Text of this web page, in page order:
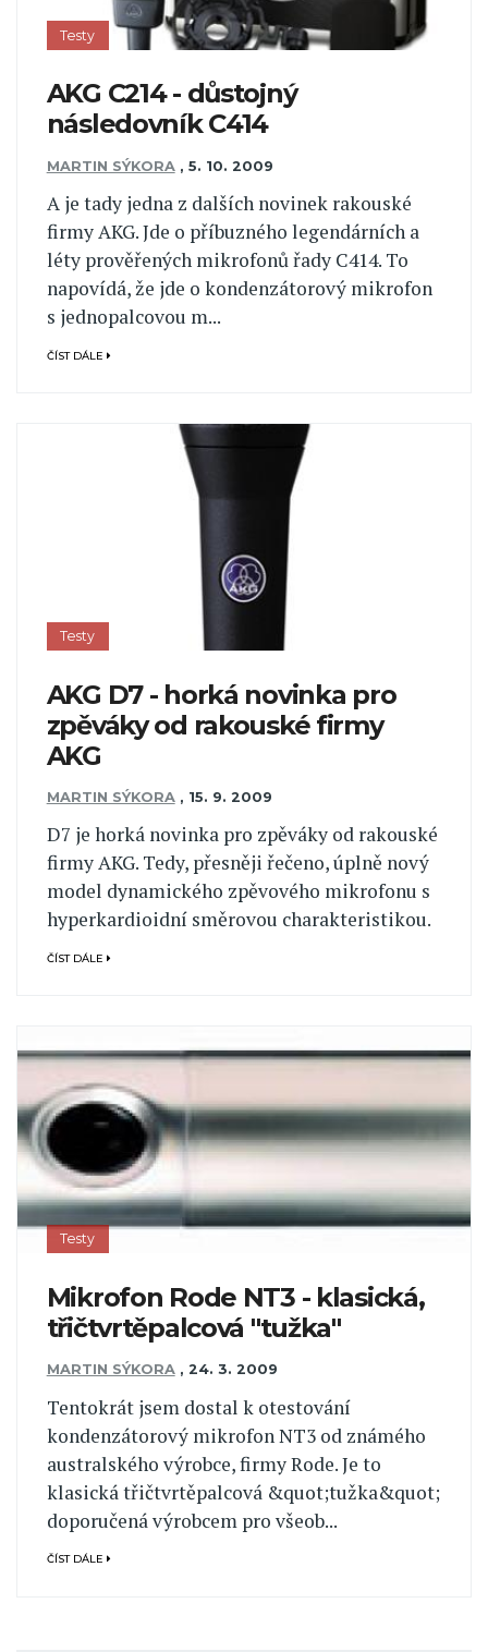
Testy
AKG C214 - důstojný
následovník C414
MARTIN SÝKORA , 5. 10. 2009
A je tady jedna z dalších novinek rakouské
firmy AKG. Jde o příbuzného legendárních a
léty prověřených mikrofonů řady C414. To
napovídá, že jde o kondenzátorový mikrofon
s jednopalcovou m...
ČÍST DÁLE
Testy
AKG D7 - horká novinka pro
zpěváky od rakouské firmy
AKG
MARTIN SÝKORA , 15. 9. 2009
D7 je horká novinka pro zpěváky od rakouské
firmy AKG. Tedy, přesněji řečeno, úplně nový
model dynamického zpěvového mikrofonu s
hyperkardioidní směrovou charakteristikou.
ČÍST DÁLE
Testy
Mikrofon Rode NT3 - klasická,
třičtvrtěpalcová "tužka"
MARTIN SÝKORA , 24. 3. 2009
Tentokrát jsem dostal k otestování
kondenzátorový mikrofon NT3 od známého
australského výrobce, firmy Rode. Je to
klasická třičtvrtěpalcová &quot;tužka&quot;
doporučená výrobcem pro všeob...
ČÍST DÁLE